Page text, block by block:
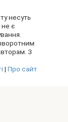
несуть
не є
З
| Про сайт